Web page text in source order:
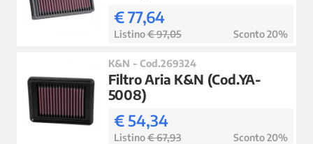
€ 77,64
Listino€ 97,05 Sconto 20%
K&N - Cod.269324
Filtro Aria K&N (Cod.YA-
5008)
€ 54,34
Listino€ 67,93 Sconto 20%